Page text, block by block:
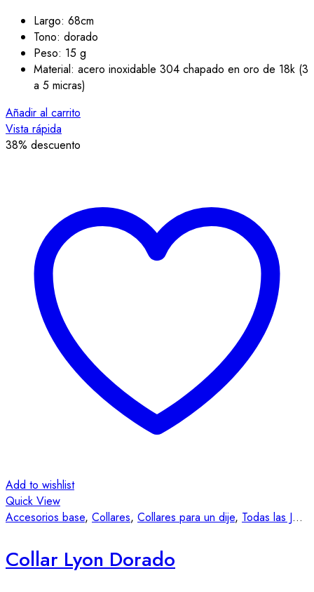
Largo: 68cm
Tono: dorado
Peso: 15 g
Material: acero inoxidable 304 chapado en oro de 18k (3
a 5 micras)
Añadir al carrito
Vista rápida
38% descuento
Add to wishlist
Quick View
Accesorios base, Collares, Collares para un dije, Todas las Joyas
Collar Lyon Dorado